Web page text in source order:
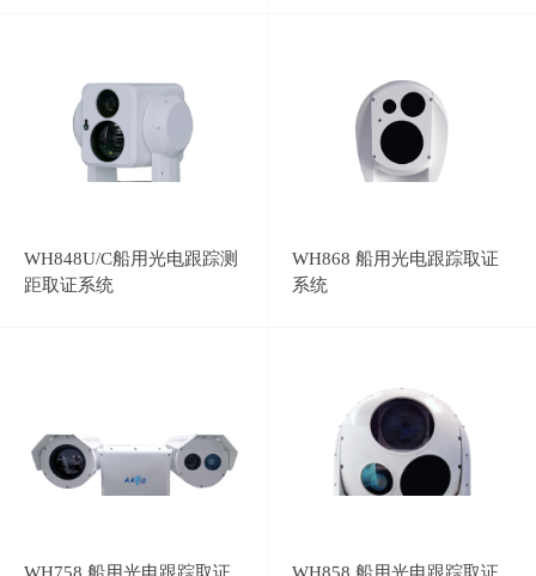
WH848U/C船用光电跟踪测
距取证系统
WH868 船用光电跟踪取证
系统